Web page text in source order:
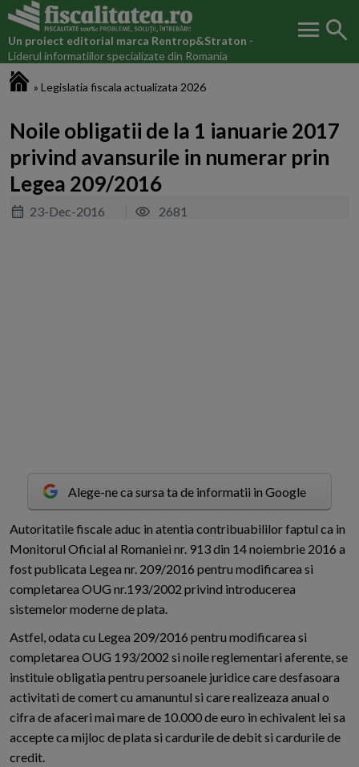
Un proiect editorial marca Rentrop&Straton -
Liderul informatiilor specializate din Romania
menu search
» Legislatia fiscala actualizata 2026
Noile obligatii de la 1 ianuarie 2017
privind avansurile in numerar prin
Legea 209/2016
23-Dec-2016 2681
Alege-ne ca sursa ta de informatii in Google
Autoritatile fiscale aduc in atentia contribuabililor faptul ca in
Monitorul Oficial al Romaniei nr. 913 din 14 noiembrie 2016 a
fost publicata Legea nr. 209/2016 pentru modificarea si
completarea OUG nr.193/2002 privind introducerea
sistemelor moderne de plata.
Astfel, odata cu Legea 209/2016 pentru modificarea si
completarea OUG 193/2002 si noile reglementari aferente, se
instituie obligatia pentru persoanele juridice care desfasoara
activitati de comert cu amanuntul si care realizeaza anual o
cifra de afaceri mai mare de 10.000 de euro in echivalent lei sa
accepte ca mijloc de plata si cardurile de debit si cardurile de
credit.